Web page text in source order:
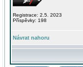
Registrace: 2.5. 2023
Příspěvky: 198
Návrat nahoru